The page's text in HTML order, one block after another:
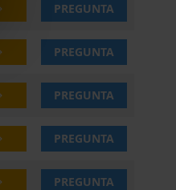
PREGUNTA
PREGUNTA
PREGUNTA
PREGUNTA
PREGUNTA